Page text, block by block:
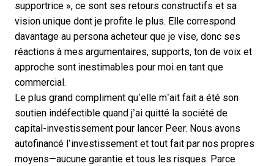
supportrice », ce sont ses retours constructifs et sa
vision unique dont je profite le plus. Elle correspond
davantage au persona acheteur que je vise, donc ses
réactions à mes argumentaires, supports, ton de voix et
approche sont inestimables pour moi en tant que
commercial.
Le plus grand compliment qu’elle m’ait fait a été son
soutien indéfectible quand j’ai quitté la société de
capital-investissement pour lancer Peer. Nous avons
autofinancé l’investissement et tout fait par nos propres
moyens—aucune garantie et tous les risques. Parce